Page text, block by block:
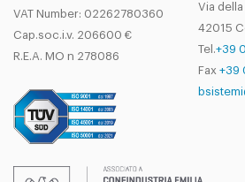
VAT Number: 02262780360
Cap.soc.i.v. 206600 €
R.E.A. MO n 278086
Via
42015
Tel.+39
Fax +39